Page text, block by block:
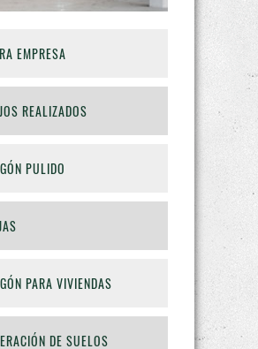
EMPRESA
REALIZADOS
PULIDO
PARA VIVIENDAS
DE SUELOS